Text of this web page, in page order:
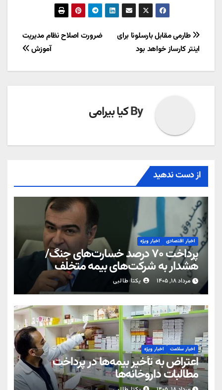
راهبری
نوشته
ضرورت اصلاح نظام مدیریت
آموزش
طارمی مقابل بارسلونا برای
اینتر کارساز خواهد بود
Byکیا بیرامی
از دست ندهید
اخبار اقتصادی اخبار ویژه
پرداخت ۷۰ درصد خسارت‌های جنگ/
هشدار به شرکت‌های بیمه متخلف
مرداد ۱۸, ۱۴۰۵ یکتا طالبی
اخبار سلامت اخبار ویژه
اعتراض به تأخیر بیمه‌ها در پرداخت
مطالبات داروخانه‌ها